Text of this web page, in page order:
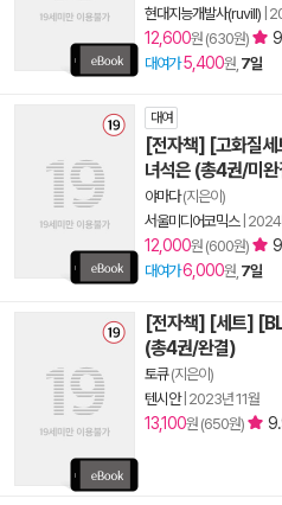
현대지능개발사(ruvill)
12,600원 (630원)
대여가 5,400원, 7일
대여
[전자책] [고화질
녀석은 (총4권/미
야마다(지은이)
서울미디어코믹스| 2024
12,000원 (600원)
대여가6,000원, 7일
[전자책] [세트]
(총4권/완결)
토큐(지은이)
텐시안| 2023년 11월
13,100원 (650원)